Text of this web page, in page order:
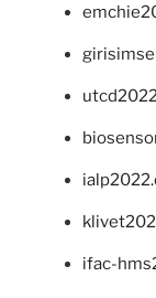
ifac-